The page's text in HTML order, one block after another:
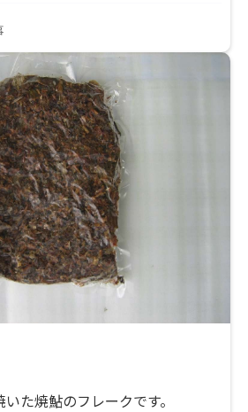
た焼鮎のフレークです。